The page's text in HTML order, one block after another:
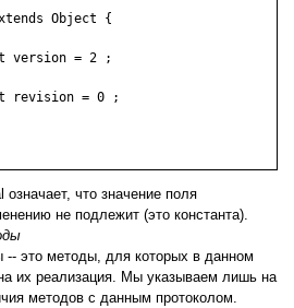
Object {
version = 2 ;
revision = 0 ;
что значение поля
не подлежит (это константа).
-- это методы, для которых в данном
их реализация. Мы указываем лишь на
методов с данным протоколом.